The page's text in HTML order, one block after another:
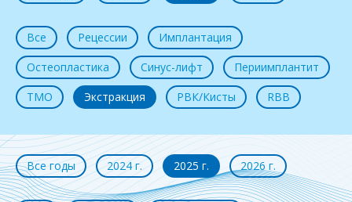
Все Рецессии
Имплантация
Остеопластика
Синус-лифт
Периимплантит
ТМО
Экстракция РВК/Кисты RBB
Все годы 2024 г. 2025 г. 2026 г.